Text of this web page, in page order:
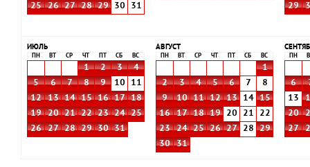
25
26 27 28 29 30 31
29
ИЮЛЬ
ПН ВТ СР ЧТ СБ ВС
1 2 3
4
5
6 7 8 9 10
11
12
13 14 15 16 17
18
19
20 21 22 23 24
25
26
27 28 29 30 31
АВГУСТ
ПН ВТ СР ЧТ СБ ВС
1
2
3 4 5 6 7
8
9
10 11 12 13 14
15
16
17 18 19 20 21
22
23
24 25 26 27 28
29
30
31
ПН
6
13
20
27